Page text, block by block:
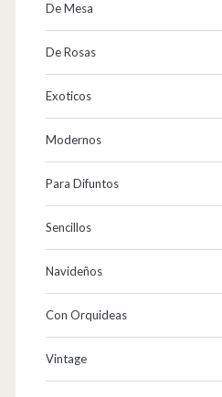
De Mesa
De Rosas
Exoticos
Modernos
Para Difuntos
Sencillos
Navideños
Con Orquideas
Vintage